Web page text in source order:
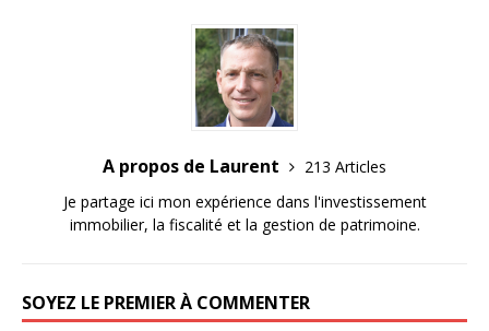
A propos de Laurent
213 Articles
Je partage ici mon expérience dans l'investissement
immobilier, la fiscalité et la gestion de patrimoine.
SOYEZ LE PREMIER À COMMENTER